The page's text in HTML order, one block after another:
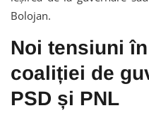
Bolojan.
Noi tensiuni
coaliției de
PSD și PNL